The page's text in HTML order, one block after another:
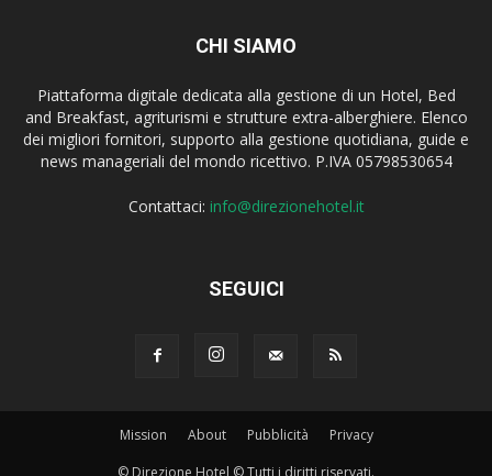
CHI SIAMO
Piattaforma digitale dedicata alla gestione di un Hotel, Bed
and Breakfast, agriturismi e strutture extra-alberghiere. Elenco
dei migliori fornitori, supporto alla gestione quotidiana, guide e
news manageriali del mondo ricettivo. P.IVA 05798530654
Contattaci: info@direzionehotel.it
SEGUICI
Mission About Pubblicità
Privacy